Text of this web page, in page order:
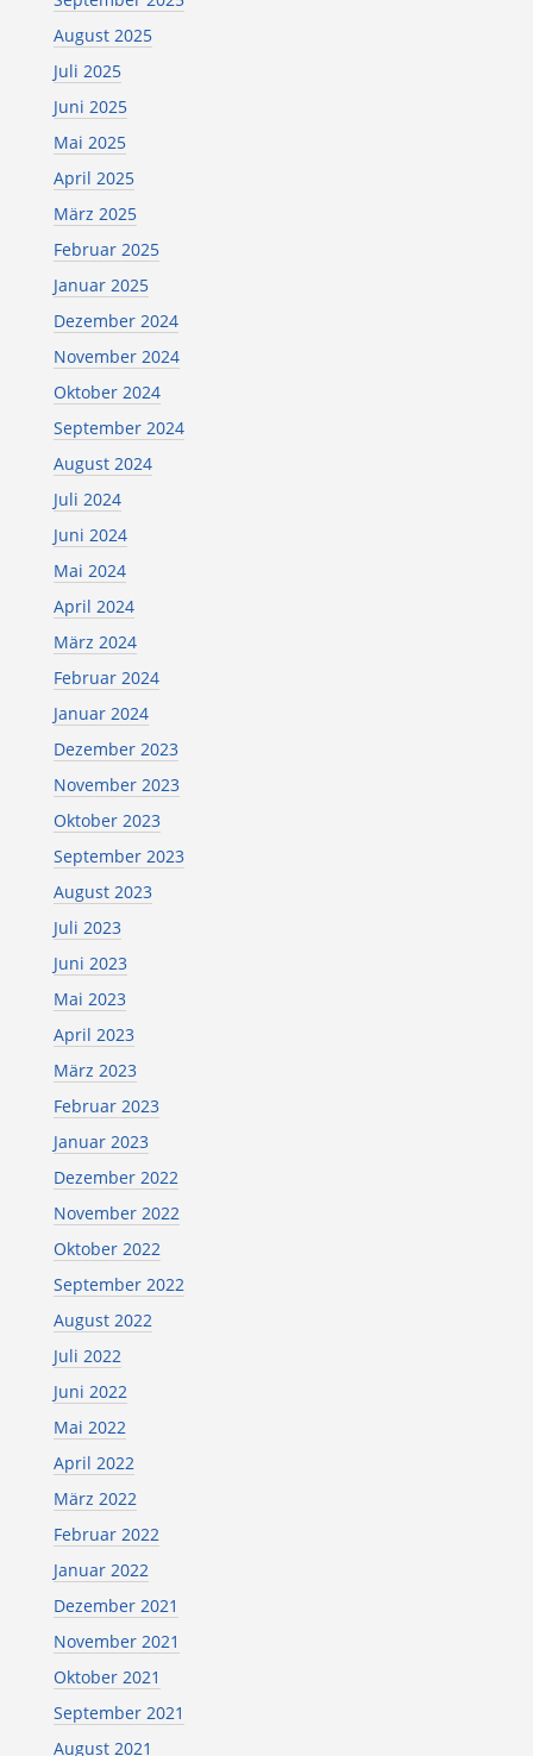
August 2025
Juli 2025
Juni 2025
Mai 2025
April 2025
März 2025
Februar 2025
Januar 2025
Dezember 2024
November 2024
Oktober 2024
September 2024
August 2024
Juli 2024
Juni 2024
Mai 2024
April 2024
März 2024
Februar 2024
Januar 2024
Dezember 2023
November 2023
Oktober 2023
September 2023
August 2023
Juli 2023
Juni 2023
Mai 2023
April 2023
März 2023
Februar 2023
Januar 2023
Dezember 2022
November 2022
Oktober 2022
September 2022
August 2022
Juli 2022
Juni 2022
Mai 2022
April 2022
März 2022
Februar 2022
Januar 2022
Dezember 2021
November 2021
Oktober 2021
September 2021
August 2021